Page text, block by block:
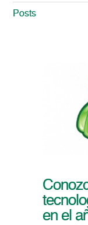
Posts
en el